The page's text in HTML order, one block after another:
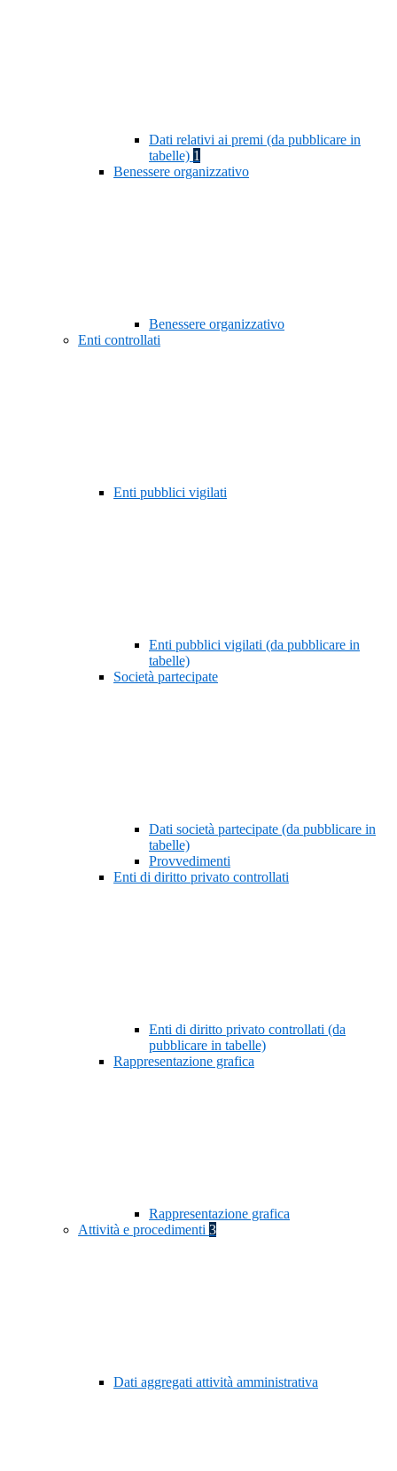
Dati relativi ai premi (da pubblicare in
tabelle) 1
Benessere organizzativo
Benessere organizzativo
Enti controllati
Enti pubblici vigilati
Enti pubblici vigilati (da pubblicare in
tabelle)
Società partecipate
Dati società partecipate (da pubblicare in
tabelle)
Provvedimenti
Enti di diritto privato controllati
Enti di diritto privato controllati (da
pubblicare in tabelle)
Rappresentazione grafica
Rappresentazione grafica
Attività e procedimenti 3
Dati aggregati attività amministrativa